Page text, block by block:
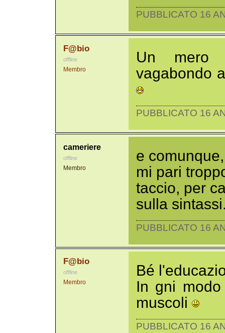
PUBBLICATO 16
F@bio
offline
Membro
Un mero
vagabondo
PUBBLICATO 16
cameriere
offline
Membro
e
mi pari
taccio, per
sulla
PUBBLICATO 16
F@bio
offline
Membro
Bé
In gni
muscoli
PUBBLICATO 16